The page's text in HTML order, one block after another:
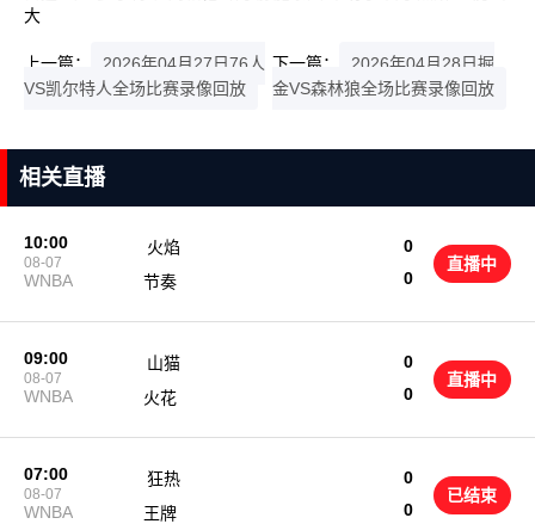
大
上一篇：
2026年04月27日76人
VS凯尔特人全场比赛录像回放
下一篇：
2026年04月28日掘
金VS森林狼全场比赛录像回放
相关直播
10:00
08-07
WNBA
火焰
0
0
节奏
直播中
09:00
08-07
WNBA
山猫
0
0
火花
直播中
07:00
08-07
WNBA
狂热
0
0
王牌
已结束